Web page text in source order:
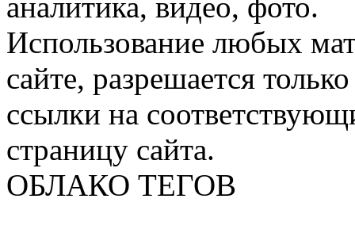
Использование любых
сайте, разрешается
ссылки на
страницу сайта.
ОБЛАКО ТЕГОВ